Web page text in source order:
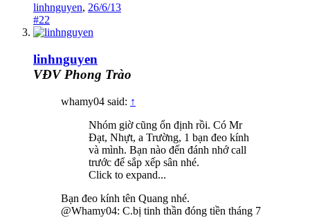
linhnguyen, 26/6/13
#22
linhnguyen
VĐV Phong Trào
whamy04 said: ↑
Nhóm giờ cũng ổn định rồi. Có Mr
Đạt, Nhựt, a Trường, 1 bạn đeo kính
và mình. Bạn nào đến đánh nhớ call
trước để sắp xếp sân nhé.
Click to expand...
Bạn đeo kính tên Quang nhé.
@Whamy04: C.bị tinh thần đóng tiền tháng 7